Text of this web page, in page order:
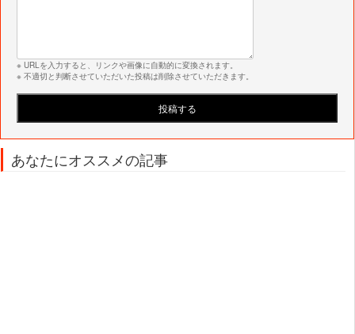
※ URLを入力すると、リンクや画像に自動的に変換されます。
※ 不適切と判断させていただいた投稿は削除させていただきます。
あなたにオススメの記事